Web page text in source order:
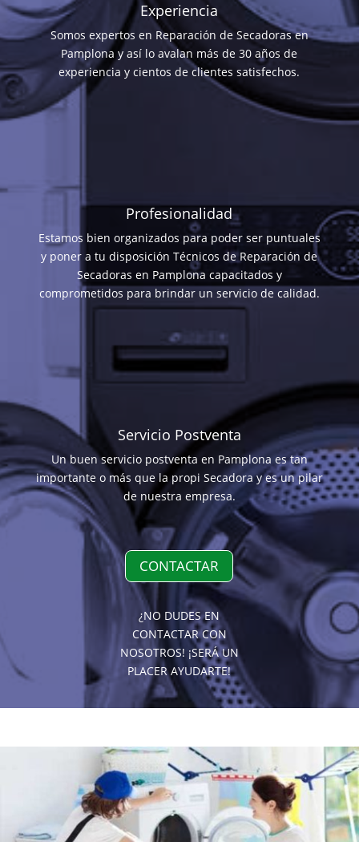
Experiencia
Somos expertos en Reparación de Secadoras en
Pamplona y así lo avalan más de 30 años de
experiencia y cientos de clientes satisfechos.
Profesionalidad
Estamos bien organizados para poder ser puntuales
y poner a tu disposición Técnicos de Reparación de
Secadoras en Pamplona capacitados y
comprometidos para brindar un servicio de calidad.
Servicio Postventa
Un buen servicio postventa en Pamplona es tan
importante o más que la propi Secadora y es un pilar
de nuestra empresa.
CONTACTAR
¿NO DUDES EN
CONTACTAR CON
NOSOTROS! ¡SERÁ UN
PLACER AYUDARTE!